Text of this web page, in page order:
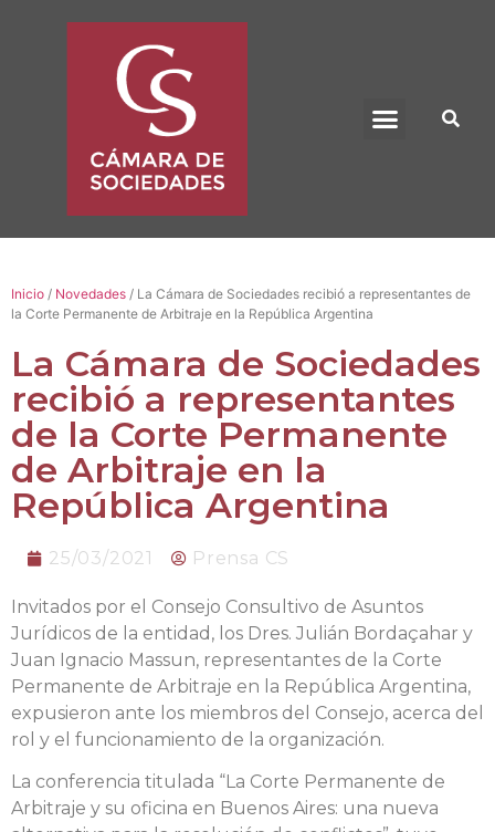
Inicio / Novedades / La Cámara de Sociedades recibió a representantes de
la Corte Permanente de Arbitraje en la República Argentina
La Cámara de Sociedades
recibió a representantes
de la Corte Permanente
de Arbitraje en la
República Argentina
25/03/2021 Prensa CS
Invitados por el Consejo Consultivo de Asuntos
Jurídicos de la entidad, los Dres. Julián Bordaçahar y
Juan Ignacio Massun, representantes de la Corte
Permanente de Arbitraje en la República Argentina,
expusieron ante los miembros del Consejo, acerca del
rol y el funcionamiento de la organización.
La conferencia titulada “La Corte Permanente de
Arbitraje y su oficina en Buenos Aires: una nueva